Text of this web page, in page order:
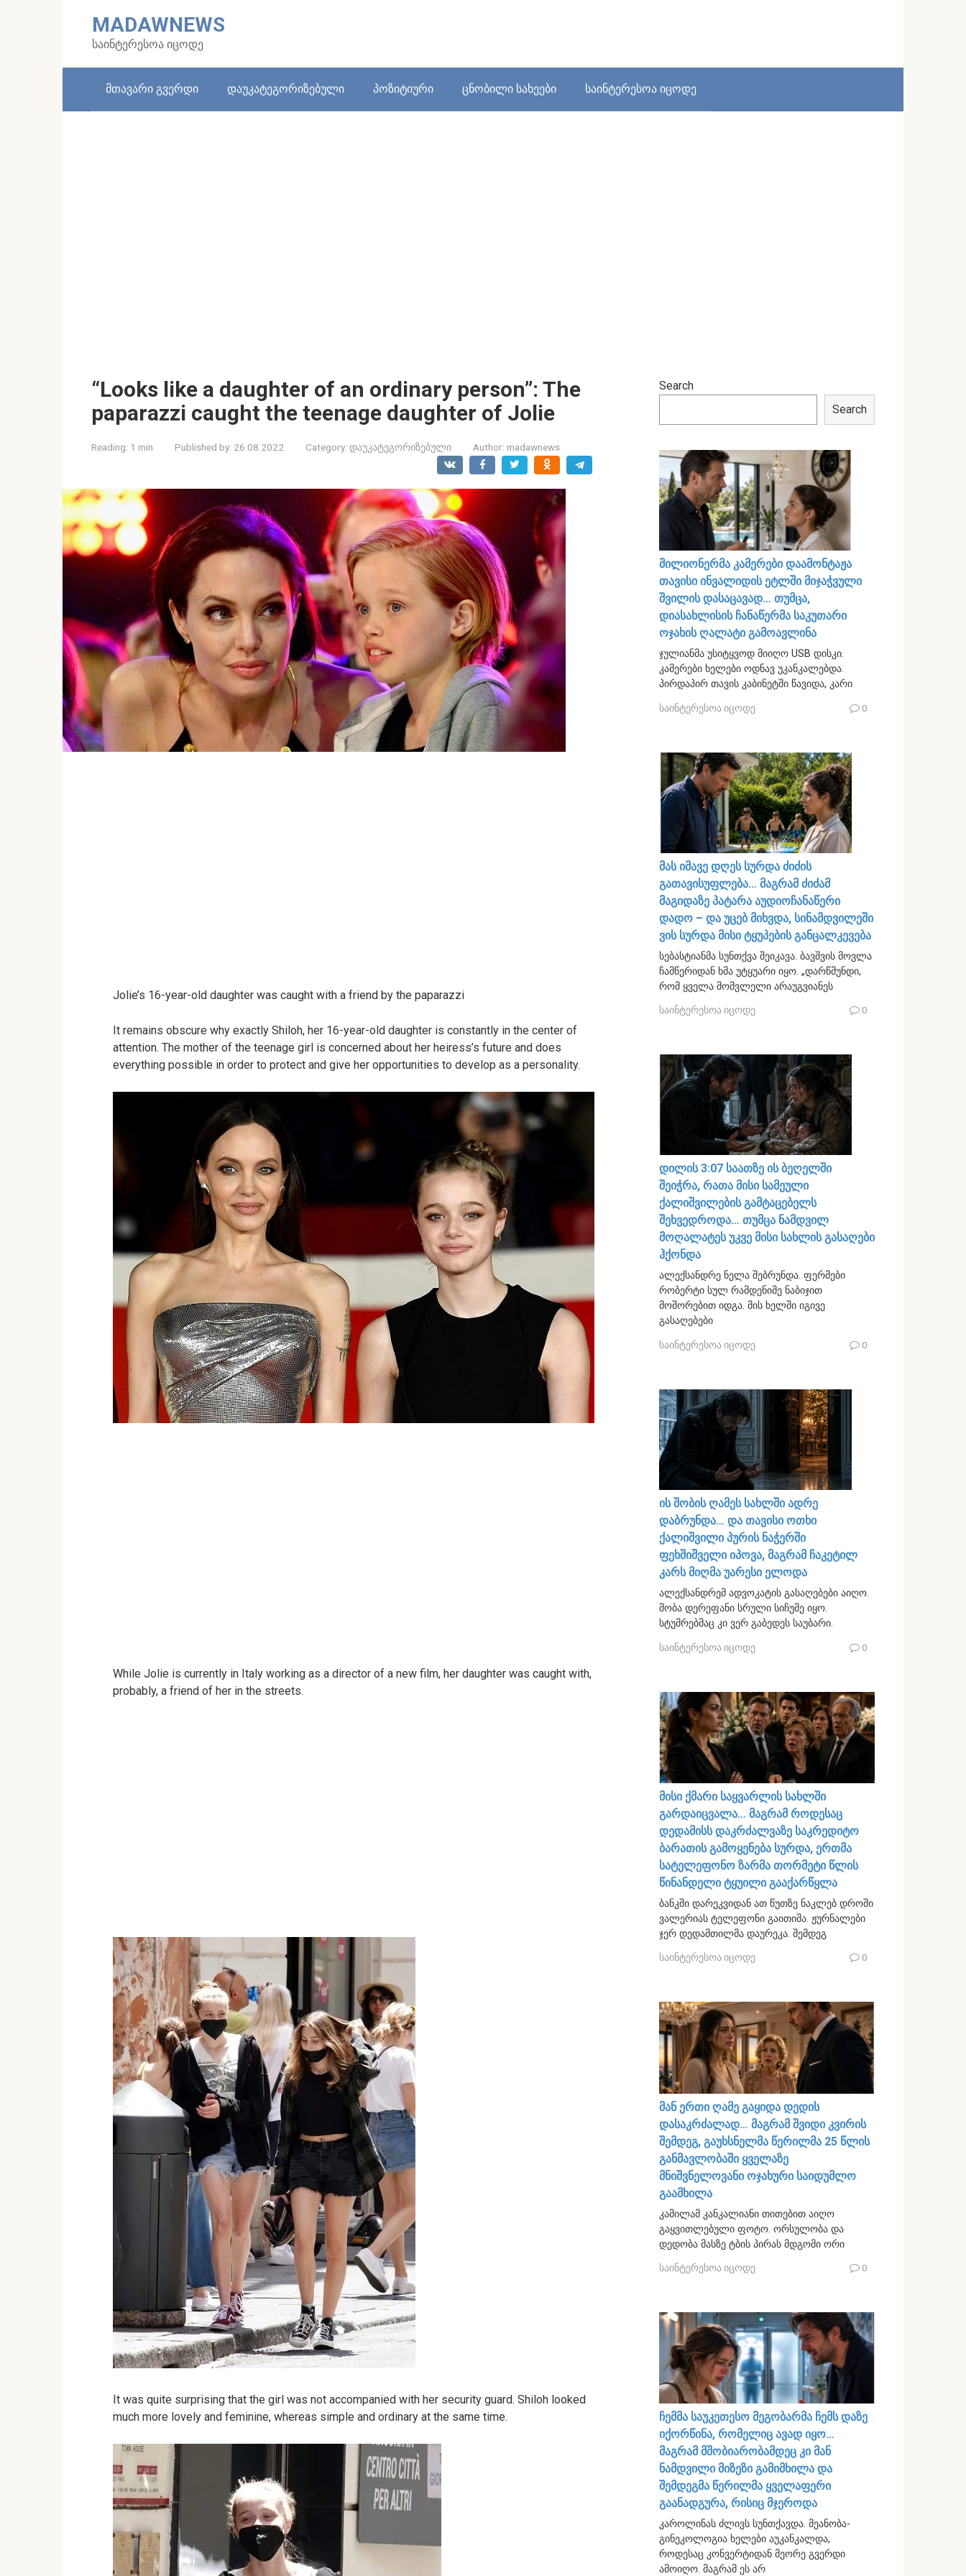
MADAWNEWS
საინტერესოა იცოდე
მთავარი გვერდი დაუკატეგორიზებული პოზიტიური ცნობილი სახეები საინტერესოა იცოდე
“Looks like a daughter of an ordinary person”: The
paparazzi caught the teenage daughter of Jolie
Reading: 1 min Published by: 26.08.2022 Category: დაუკატეგორიზებული Author: madawnews
Jolie’s 16-year-old daughter was caught with a friend by the paparazzi
It remains obscure why exactly Shiloh, her 16-year-old daughter is constantly in the center of
attention. The mother of the teenage girl is concerned about her heiress’s future and does
everything possible in order to protect and give her opportunities to develop as a personality.
While Jolie is currently in Italy working as a director of a new film, her daughter was caught with,
probably, a friend of her in the streets.
It was quite surprising that the girl was not accompanied with her security guard. Shiloh looked
much more lovely and feminine, whereas simple and ordinary at the same time.
Search
Search
მილიონერმა კამერები დაამონტაჟა
თავისი ინვალიდის ეტლში მიჯაჭვული
შვილის დასაცავად… თუმცა,
დიასახლისის ჩანაწერმა საკუთარი
ოჯახის ღალატი გამოავლინა
ჯულიანმა უსიტყვოდ მიიღო USB დისკი.
კამერები ხელები ოდნავ უკანკალებდა.
პირდაპირ თავის კაბინეტში წავიდა, კარი
საინტერესოა იცოდე 0
მას იმავე დღეს სურდა ძიძის
გათავისუფლება… მაგრამ ძიძამ
მაგიდაზე პატარა აუდიოჩანაწერი
დადო – და უცებ მიხვდა, სინამდვილეში
ვის სურდა მისი ტყუპების განცალკევება
სებასტიანმა სუნთქვა შეიკავა. ბავშვის მოვლა
ჩამწერიდან ხმა უტყუარი იყო. „დარწმუნდი,
რომ ყველა მომვლელი არაუგვიანეს
საინტერესოა იცოდე 0
დილის 3:07 საათზე ის ბეღელში
შეიჭრა, რათა მისი სამეული
ქალიშვილების გამტაცებელს
შეხვედროდა… თუმცა ნამდვილ
მოღალატეს უკვე მისი სახლის გასაღები
ჰქონდა
ალექსანდრე ნელა შებრუნდა. ფერმები
რობერტი სულ რამდენიმე ნაბიჯით
მოშორებით იდგა. მის ხელში იგივე
გასაღებები
საინტერესოა იცოდე 0
ის შობის ღამეს სახლში ადრე
დაბრუნდა… და თავისი ოთხი
ქალიშვილი პურის ნაჭერში
ფეხშიშველი იპოვა, მაგრამ ჩაკეტილ
კარს მიღმა უარესი ელოდა
ალექსანდრემ ადვოკატის გასაღებები აიღო.
შობა დერეფანი სრული სიჩუმე იყო.
სტუმრებმაც კი ვერ გაბედეს საუბარი.
საინტერესოა იცოდე 0
მისი ქმარი საყვარლის სახლში
გარდაიცვალა… მაგრამ როდესაც
დედამისს დაკრძალვაზე საკრედიტო
ბარათის გამოყენება სურდა, ერთმა
სატელეფონო ზარმა თორმეტი წლის
წინანდელი ტყუილი გააქარწყლა
ბანკში დარეკვიდან ათ წუთზე ნაკლებ დროში
ვალერიას ტელეფონი გაითიშა. ჟურნალები
ჯერ დედამთილმა დაურეკა. შემდეგ
საინტერესოა იცოდე 0
მან ერთი ღამე გაყიდა დედის
დასაკრძალად… მაგრამ შვიდი კვირის
შემდეგ, გაუხსნელმა წერილმა 25 წლის
განმავლობაში ყველაზე
მნიშვნელოვანი ოჯახური საიდუმლო
გაამხილა
კამილამ კანკალიანი თითებით აიღო
გაყვითლებული ფოტო. ორსულობა და
დედობა მასზე ტბის პირას მდგომი ორი
საინტერესოა იცოდე 0
ჩემმა საუკეთესო მეგობარმა ჩემს დაზე
იქორწინა, რომელიც ავად იყო…
მაგრამ მშობიარობამდეც კი მან
ნამდვილი მიზეზი გამიმხილა და
შემდეგმა წერილმა ყველაფერი
გაანადგურა, რისიც მჯეროდა
კაროლინას ძლივს სუნთქავდა. მეანობა-
გინეკოლოგია ხელები აუკანკალდა,
როდესაც კონვერტიდან მეორე გვერდი
ამოიღო. მაგრამ ეს არ